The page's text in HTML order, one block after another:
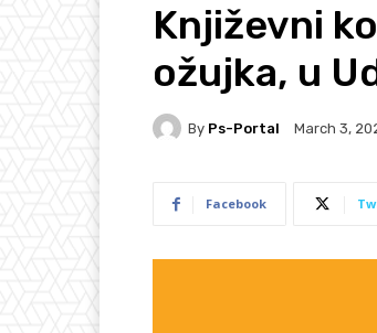
Književni
ožujka, u
By Ps-Portal March 3,
Facebook